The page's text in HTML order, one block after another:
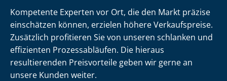
Kompetente Experten vor Ort, die den Markt präzise
einschätzen können, erzielen höhere Verkaufspreise.
Zusätzlich profitieren Sie von unseren schlanken und
effizienten Prozessabläufen. Die hieraus
resultierenden Preisvorteile geben wir gerne an
unsere Kunden weiter.